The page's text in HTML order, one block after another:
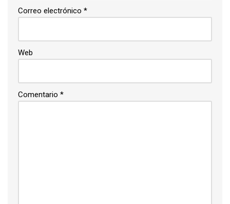
Correo electrónico *
Web
Comentario *